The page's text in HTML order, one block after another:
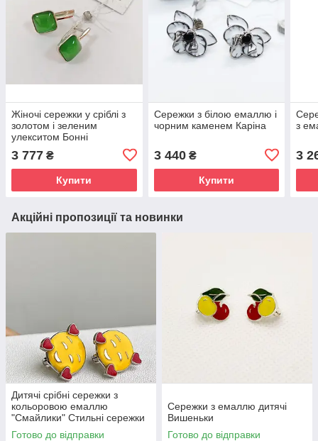
Жіночі сережки у сріблі з
золотом і зеленим
улекситом Бонні
3 777 ₴
Купити
Сережки з білою емаллю і
чорним каменем Каріна
3 440₴
Купити
з
3
Акційні пропозиції та новинки
Дитячі срібні сережки з
кольоровою емаллю
"Смайлики" Стильні сережки
зі срібла для дітей
Готово до відправки
Сережки з емаллю дитячі
Вишеньки
Готово до відправки